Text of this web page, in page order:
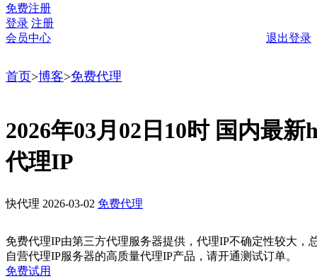
免费注册
登录 注册
会员中心
退出登录
首页>博客>免费代理
2026年03月02日10时 国内最
代理IP
快代理 2026-03-02 免费代理
免费代理IP由第三方代理服务器提供，代理IP不确定性较大，
自营代理IP服务器的高质量代理IP产品，请开通测试订单。
免费试用